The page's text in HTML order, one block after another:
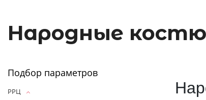
Народные
Подбор параметров
РРЦ